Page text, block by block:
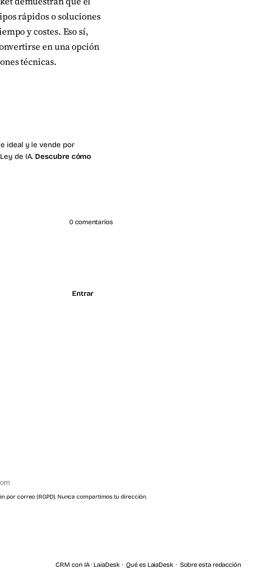
rápidos o soluciones
y costes. Eso sí,
en una opción
técnicas.
ideal y le vende por
de IA. Descubre cómo
0 comentarios
Entrar
por correo (RGPD). Nunca compartimos tu dirección.
CRM con IA · LaiaDesk·Qué es LaiaDesk· Sobre esta redacción